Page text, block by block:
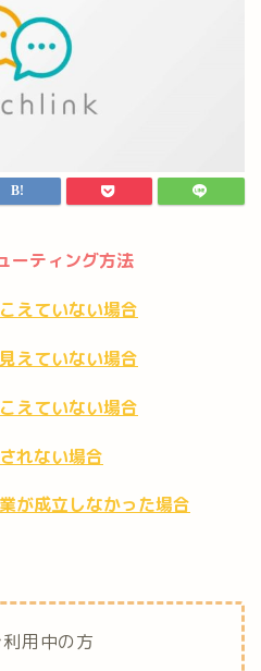
ーティング方法
えていない場合
えていない場合
えていない場合
れない場合
が成立しなかった場合
用中の方